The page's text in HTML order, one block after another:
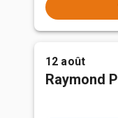
12 août
Raymond